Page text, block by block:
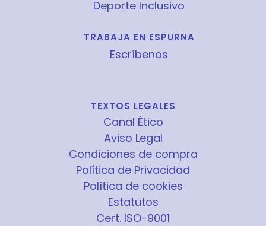
Deporte Inclusivo
TRABAJA EN ESPURNA
Escríbenos
TEXTOS LEGALES
Canal Ético
Aviso Legal
Condiciones de compra
Política de Privacidad
Política de cookies
Estatutos
Cert. ISO-9001